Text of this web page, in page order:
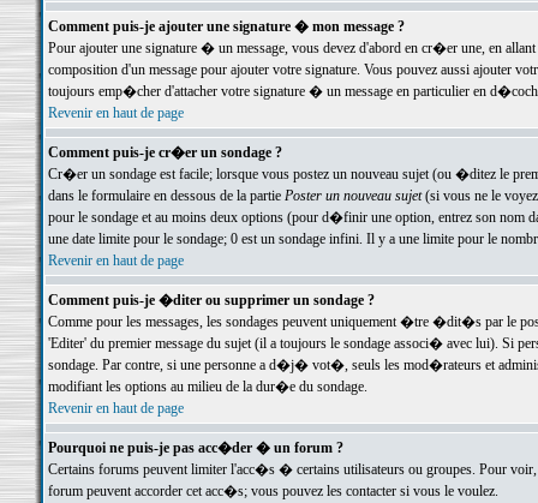
Comment puis-je ajouter une signature � mon message ?
Pour ajouter une signature � un message, vous devez d'abord en cr�er une, en
composition d'un message pour ajouter votre signature. Vous pouvez aussi ajouter
toujours emp�cher d'attacher votre signature � un message en particulier en
Revenir en haut de page
Comment puis-je cr�er un sondage ?
Cr�er un sondage est facile; lorsque vous postez un nouveau sujet (ou �ditez le
dans le formulaire en dessous de la partie Poster un nouveau sujet(si vous ne le voyez
pour le sondage et au moins deux options (pour d�finir une option, entrez son nom
une date limite pour le sondage; 0 est un sondage infini. Il y a une limite pour le
Revenir en haut de page
Comment puis-je �diter ou supprimer un sondage ?
Comme pour les messages, les sondages peuvent uniquement �tre �dit�s par le
'Editer' du premier message du sujet (il a toujours le sondage associ� avec lui). Si
sondage. Par contre, si une personne a d�j� vot�, seuls les mod�rateurs et
modifiant les options au milieu de la dur�e du sondage.
Revenir en haut de page
Pourquoi ne puis-je pas acc�der � un forum ?
Certains forums peuvent limiter l'acc�s � certains utilisateurs ou groupes. Pour
forum peuvent accorder cet acc�s; vous pouvez les contacter si vous le voulez.